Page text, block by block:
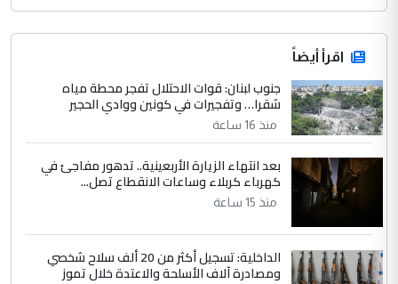
اقرأ أيضاً
جنوب لبنان: قوات الاحتلال تفجر محطة مياه
شقرا… وتفجيرات في كونين ووادي الحجير
منذ 16 ساعة
بعد انتهاء الزيارة الأربعينية.. تدهور مفاجئ في
كهرباء كربلاء وساعات الانقطاع تصل...
منذ 15 ساعة
الداخلية: تسجيل أكثر من 20 ألف سلاح شخصي
ومصادرة آلاف الأسلحة والاعتدة خلال تموز